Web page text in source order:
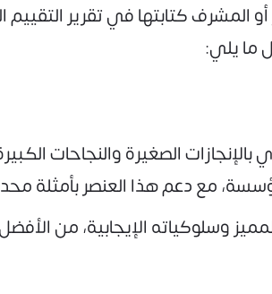
أو المشرف كتابتها في تقرير
ما يلي:
الصغيرة والنجاحات
مع دعم هذا العنصر بأمثلة
وسلوكياته الإيجابية، من